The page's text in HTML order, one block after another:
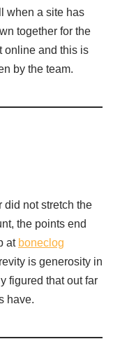
when a site has
together for the
online and this is
by the team.
did not stretch the
the points end
at boneclog
is generosity in
figured that out far
have.